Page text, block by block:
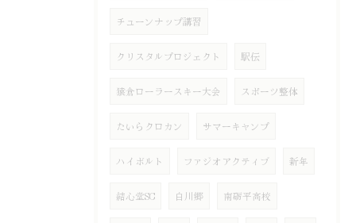
チューンナップ講習
クリスタルプロジェクト 駅伝
猿倉ローラースキー大会 スポーツ整体
たいらクロカン サマーキャンプ
ハイボルト ファジオアクティブ 新年
結心堂SC 白川郷 南砺平高校